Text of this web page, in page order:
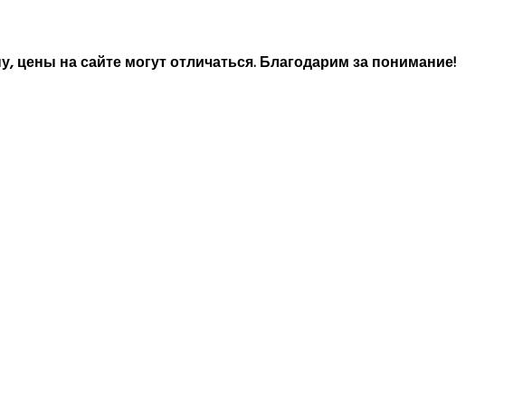
на сайте могут отличаться. Благодарим за понимание!